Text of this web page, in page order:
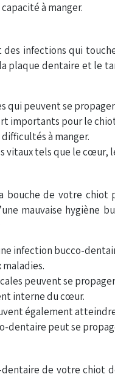
à manger.
des infections qui
plaque dentaire et le
qui peuvent se
importants pour le
à manger.
vitaux tels que le cœur,
bouche de votre chiot
mauvaise
infection bucco-
peuvent se
interne du cœur.
également
dentaire peut se
de votre chiot